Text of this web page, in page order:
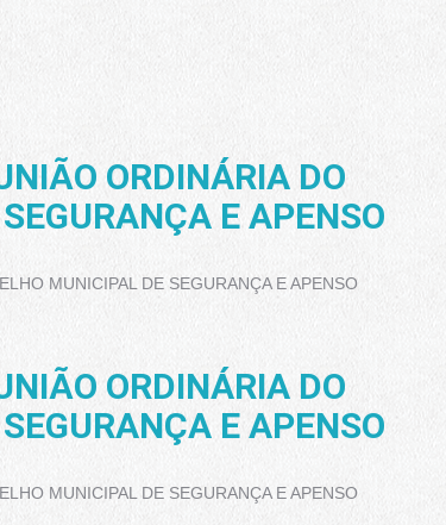
ORDINÁRIA DO
E APENSO
MUNICIPAL DE SEGURANÇA E APENSO
ORDINÁRIA DO
E APENSO
MUNICIPAL DE SEGURANÇA E APENSO